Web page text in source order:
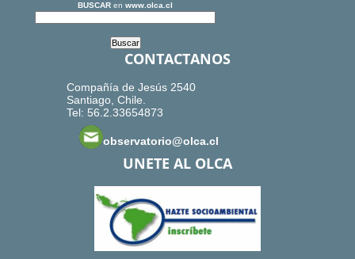
BUSCAR en www.olca.cl
CONTACTANOS
Compañía de Jesús 2540
Santiago, Chile.
Tel: 56.2.33654873
observatorio@olca.cl
UNETE AL OLCA